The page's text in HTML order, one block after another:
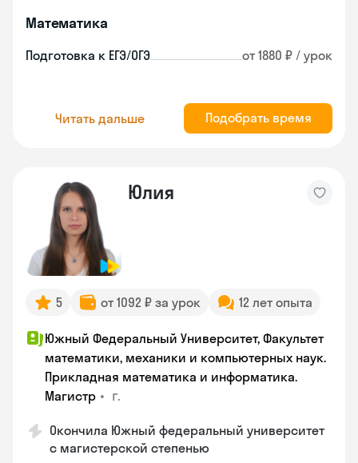
Математика
Подготовка к ЕГЭ/ОГЭ от 1880 ₽ / урок
Читать дальше Подобрать время
Юлия
5 от 1092 ₽ за урок 12 лет опыта
Южный Федеральный Университет, Факультет
математики, механики и компьютерных наук.
Прикладная математика и информатика.
Магистр • г.
Окончила Южный федеральный университет
с магистерской степенью